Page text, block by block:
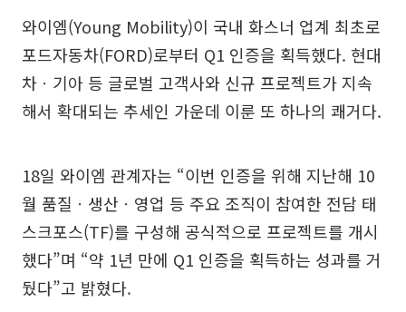
와이엠(Young Mobility)이 국내 화스너 업계 최초로
포드자동차(FORD)로부터 Q1 인증을 획득했다. 현대
차ㆍ기아 등 글로벌 고객사와 신규 프로젝트가 지속
해서 확대되는 추세인 가운데 이룬 또 하나의 쾌거다.
18일 와이엠 관계자는 “이번 인증을 위해 지난해 10
월 품질ㆍ생산ㆍ영업 등 주요 조직이 참여한 전담 태
스크포스(TF)를 구성해 공식적으로 프로젝트를 개시
했다”며 “약 1년 만에 Q1 인증을 획득하는 성과를 거
뒀다”고 밝혔다.